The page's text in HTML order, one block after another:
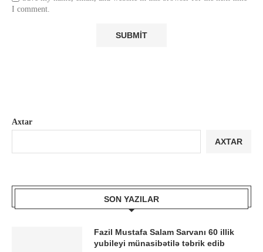
I comment.
Axtar
AXTAR
SON YAZILAR
Fazil Mustafa Salam Sarvanı 60 illik
yubileyi münasibətilə təbrik edib